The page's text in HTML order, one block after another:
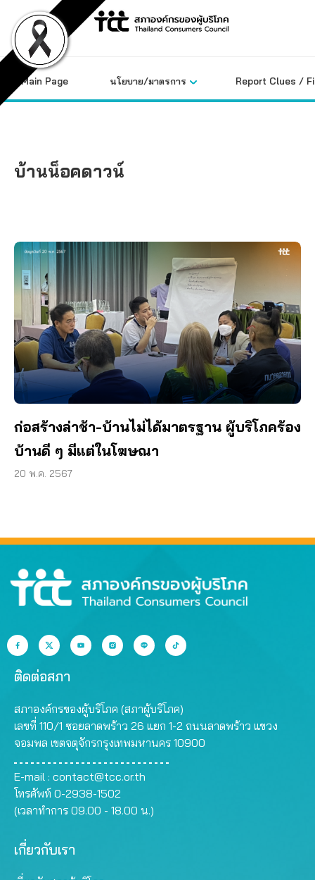
content
Main Page นโยบาย/มาตรการ Report Clues /
บ้านน็อคดาวน์
ก่อสร้างล่าช้า-บ้านไม่ได้มาตรฐาน ผู้บริโภคร้อง
บ้านดี ๆ มีแต่ในโฆษณา
20 พ.ค. 2567
ติดต่อสภา
สภาองค์กรของผู้บริโภค (สภาผู้บริโภค)
เลขที่ 110/1 ซอยลาดพร้าว 26 แยก 1-2 ถนนลาดพร้าว แขวง
จอมพล เขตจตุจักรกรุงเทพมหานคร 10900
E-mail : contact@tcc.or.th
โทรศัพท์ 0-2938-1502
(เวลาทำการ 09.00 - 18.00 น.)
เกี่ยวกับเรา